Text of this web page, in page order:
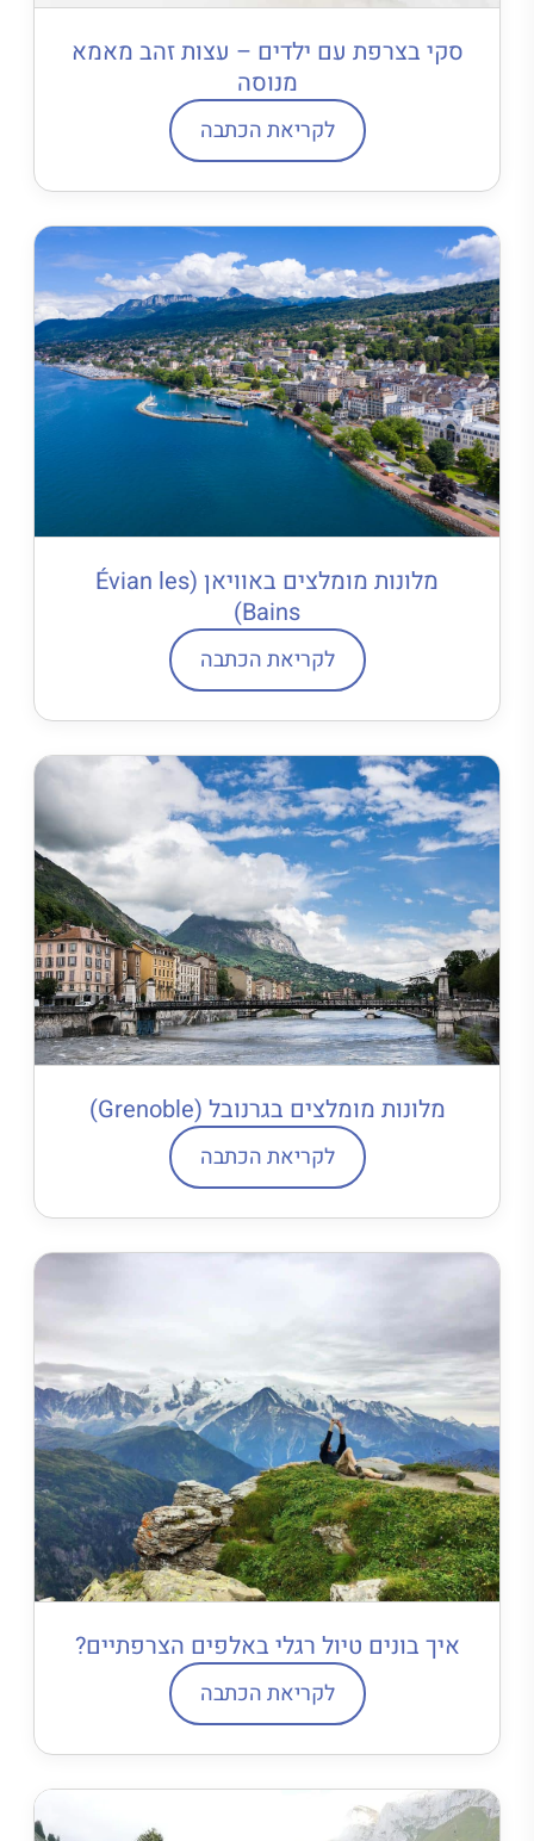
סקי בצרפת עם ילדים – עצות זהב מאמא
מנוסה
לקריאת הכתבה
מלונות מומלצים באוויאן (Évian les
Bains)
לקריאת הכתבה
מלונות מומלצים בגרנובל (Grenoble)
לקריאת הכתבה
איך בונים טיול רגלי באלפים הצרפתיים?
לקריאת הכתבה